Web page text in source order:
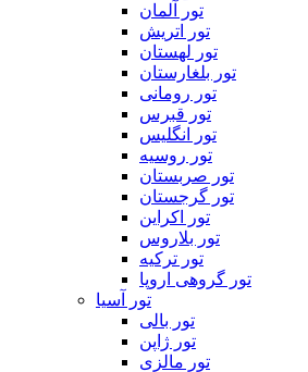
تور آلمان
تور اتریش
تور لهستان
تور بلغارستان
تور رومانی
تور قبرس
تور انگلیس
تور روسیه
تور صربستان
تور گرجستان
تور اکراین
تور بلاروس
تور ترکیه
تور گروهی اروپا
تور آسیا
تور بالی
تور ژاپن
تور مالزی